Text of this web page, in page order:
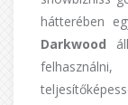
hátterében
Darkwood